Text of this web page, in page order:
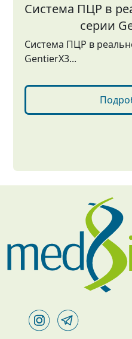
Система ПЦР в
серии
Система ПЦР в
GentierX3...